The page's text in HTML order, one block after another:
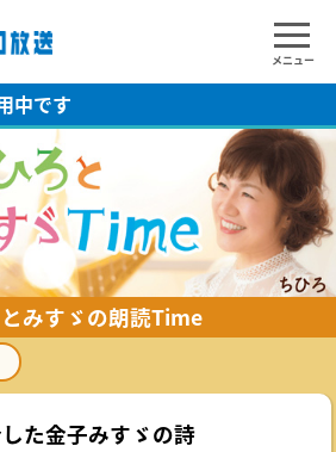
メニュー
中です
みすゞの朗読Time
た金子みすゞの詩